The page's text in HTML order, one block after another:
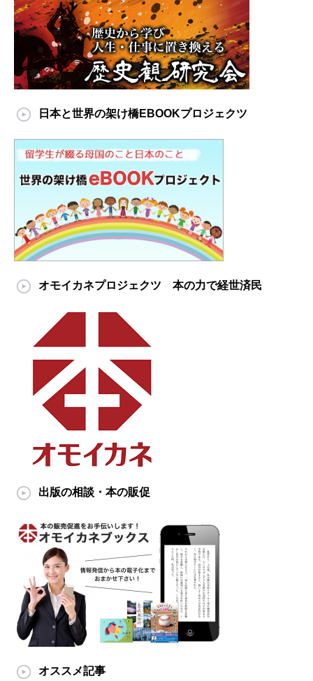
日本と世界の架け橋EBOOKプロジェクツ
オモイカネプロジェクツ 本の力で経世済民
出版の相談・本の販促
オススメ記事